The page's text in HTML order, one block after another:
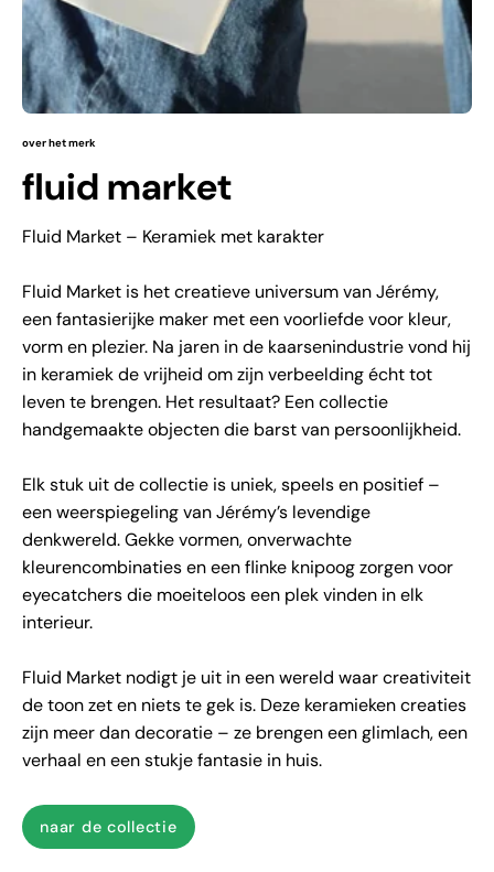
over het merk
fluid market
Fluid Market – Keramiek met karakter
Fluid Market is het creatieve universum van Jérémy,
een fantasierijke maker met een voorliefde voor kleur,
vorm en plezier. Na jaren in de kaarsenindustrie vond hij
in keramiek de vrijheid om zijn verbeelding écht tot
leven te brengen. Het resultaat? Een collectie
handgemaakte objecten die barst van persoonlijkheid.
Elk stuk uit de collectie is uniek, speels en positief –
een weerspiegeling van Jérémy’s levendige
denkwereld. Gekke vormen, onverwachte
kleurencombinaties en een flinke knipoog zorgen voor
eyecatchers die moeiteloos een plek vinden in elk
interieur.
Fluid Market nodigt je uit in een wereld waar creativiteit
de toon zet en niets te gek is. Deze keramieken creaties
zijn meer dan decoratie – ze brengen een glimlach, een
verhaal en een stukje fantasie in huis.
naar de collectie